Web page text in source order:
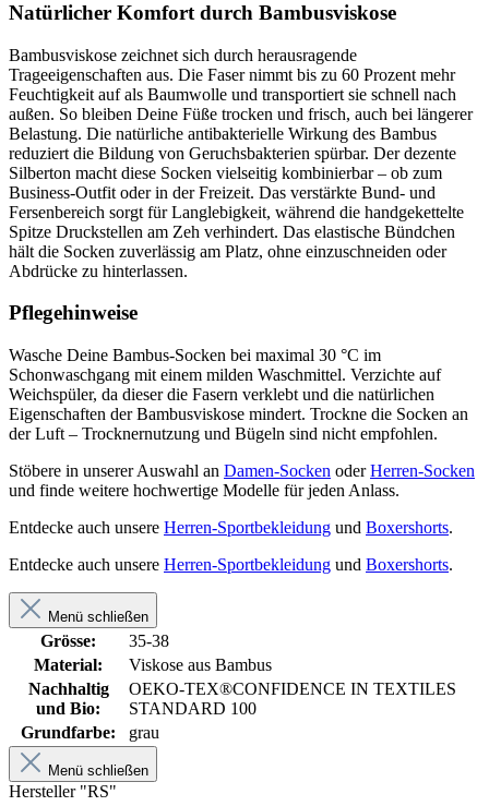
Natürlicher Komfort durch Bambusviskose
Bambusviskose zeichnet sich durch herausragende
Trageeigenschaften aus. Die Faser nimmt bis zu 60 Prozent mehr
Feuchtigkeit auf als Baumwolle und transportiert sie schnell nach
außen. So bleiben Deine Füße trocken und frisch, auch bei längerer
Belastung. Die natürliche antibakterielle Wirkung des Bambus
reduziert die Bildung von Geruchsbakterien spürbar. Der dezente
Silberton macht diese Socken vielseitig kombinierbar – ob zum
Business-Outfit oder in der Freizeit. Das verstärkte Bund- und
Fersenbereich sorgt für Langlebigkeit, während die handgekettelte
Spitze Druckstellen am Zeh verhindert. Das elastische Bündchen
hält die Socken zuverlässig am Platz, ohne einzuschneiden oder
Abdrücke zu hinterlassen.
Pflegehinweise
Wasche Deine Bambus-Socken bei maximal 30 °C im
Schonwaschgang mit einem milden Waschmittel. Verzichte auf
Weichspüler, da dieser die Fasern verklebt und die natürlichen
Eigenschaften der Bambusviskose mindert. Trockne die Socken an
der Luft – Trocknernutzung und Bügeln sind nicht empfohlen.
Stöbere in unserer Auswahl an Damen-Socken oderHerren-Socken
und finde weitere hochwertige Modelle für jeden Anlass.
Entdecke auch unsere Herren-Sportbekleidung und Boxershorts.
Entdecke auch unsere Herren-Sportbekleidung und Boxershorts.
Menü schließen
Grösse:
35-38
Material:
Viskose aus Bambus
Nachhaltig
und Bio:
OEKO-TEX®CONFIDENCE IN TEXTILES
STANDARD 100
Grundfarbe:
grau
Menü schließen
Hersteller "RS"